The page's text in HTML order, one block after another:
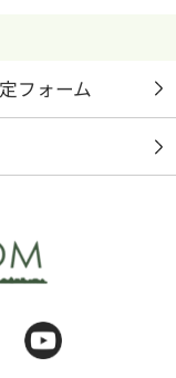
フォーム